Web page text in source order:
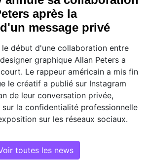
après la
message privé
début d'une collaboration entre
graphique Allan Peters a
Le rappeur américain a mis fin
le créatif a publié sur Instagram
de leur conversation privée,
la confidentialité professionnelle
sur les réseaux sociaux.
toutes les news